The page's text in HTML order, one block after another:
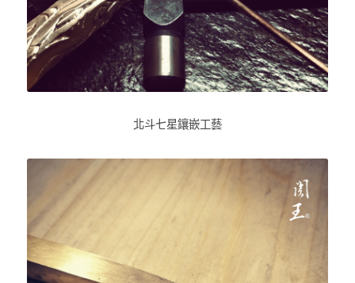
北斗七星鑲嵌工藝